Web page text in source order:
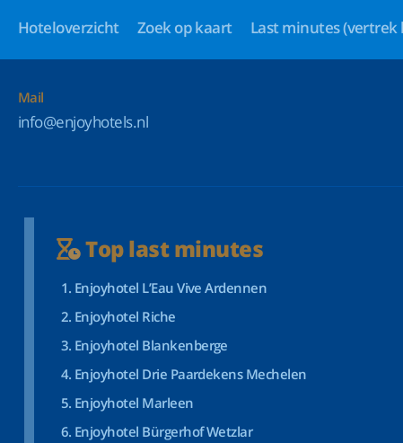
Hoteloverzicht Zoek op kaart Last minutes(vertrek
Mail
info@enjoyhotels.nl
Top last minutes
Enjoyhotel L’Eau Vive Ardennen
Enjoyhotel Riche
Enjoyhotel Blankenberge
Enjoyhotel Drie Paardekens Mechelen
Enjoyhotel Marleen
Enjoyhotel Bürgerhof Wetzlar